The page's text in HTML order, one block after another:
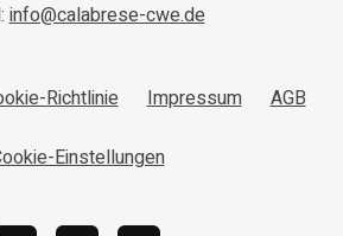
info@calabrese-cwe.de
Richtlinie Impressum AGB
Einstellungen